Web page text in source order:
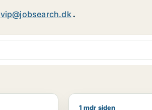
vip@jobsearch.dk.
1 mdr siden